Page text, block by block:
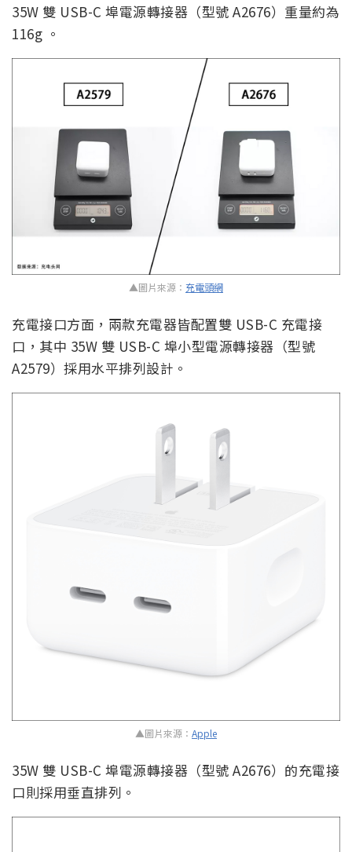
35W 雙 USB-C 埠電源轉接器（型號 A2676）重量約為
116g 。
▲圖片來源： 充電頭網
充電接口方面，兩款充電器皆配置雙 USB-C 充電接
口，其中 35W 雙 USB-C 埠小型電源轉接器（型號
A2579）採用水平排列設計。
▲圖片來源： Apple
35W 雙 USB-C 埠電源轉接器（型號 A2676）的充電接
口則採用垂直排列。